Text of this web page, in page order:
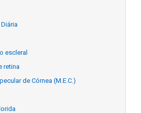
escleral
retina
de Córnea (M.E.C.)